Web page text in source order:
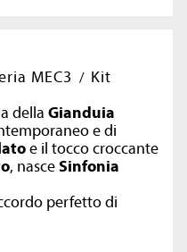
MEC3
Kit
della Gianduia
e di
e il tocco croccante
, nasceSinfonia
perfetto di